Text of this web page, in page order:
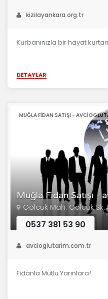
kizilayankara.org.tr
Kurbanınızla bir hayat
DETAYLAR
Muğla Fidan Satışı -
MUĞLA FIDAN SATIŞI -
Gölcük Mah. Gölcük Sk.
0537 381 53 90
avcioglutarim.com.tr
Fidanla Mutlu Yarınlara!